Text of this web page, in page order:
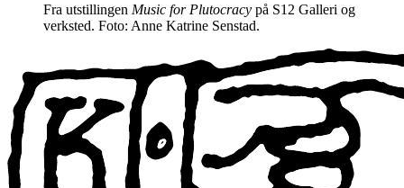
Fra utstillingen Music for Plutocracy på S12 Galleri og
verksted. Foto: Anne Katrine Senstad.